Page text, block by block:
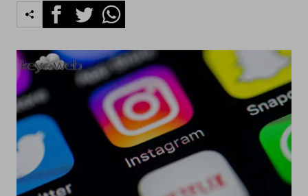
FacebookTwitterWhatsapp